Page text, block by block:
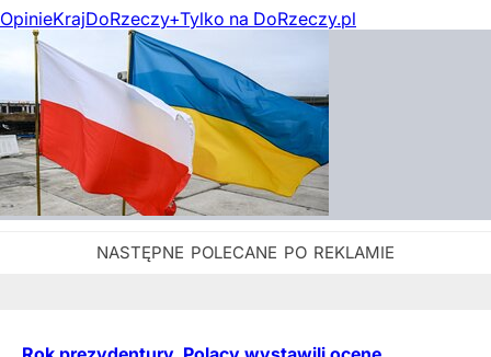
OpinieKrajDoRzeczy+Tylko na DoRzeczy.pl